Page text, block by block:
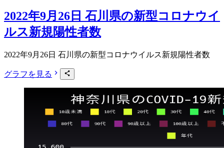
2022年9月26日 石川県の新型コロナウイ
ルス新規陽性者数
2022年9月26日 石川県の新型コロナウイルス新規陽性者数
グラフを見る